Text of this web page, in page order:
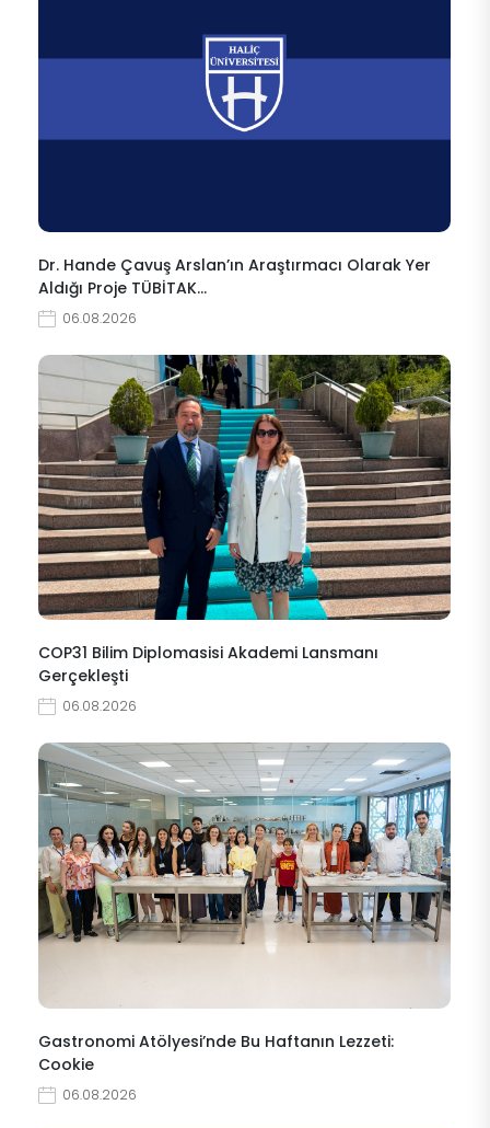
Dr. Hande Çavuş Arslan’ın Araştırmacı Olarak Yer
Aldığı Proje TÜBİTAK…
06.08.2026
COP31 Bilim Diplomasisi Akademi Lansmanı
Gerçekleşti
06.08.2026
Gastronomi Atölyesi’nde Bu Haftanın Lezzeti:
Cookie
06.08.2026